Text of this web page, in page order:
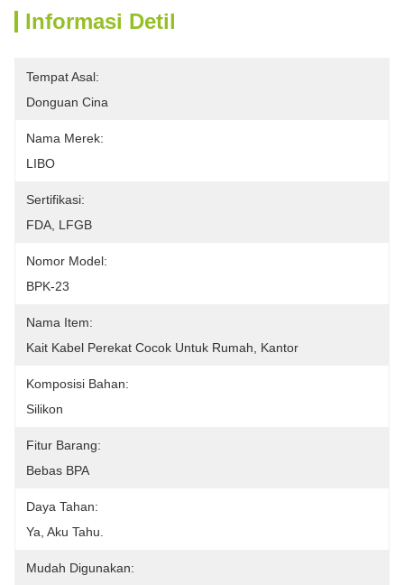
Informasi Detil
Tempat Asal:
Donguan Cina
Nama Merek:
LIBO
Sertifikasi:
FDA, LFGB
Nomor Model:
BPK-23
Nama Item:
Kait Kabel Perekat Cocok Untuk Rumah, Kantor
Komposisi Bahan:
Silikon
Fitur Barang:
Bebas BPA
Daya Tahan:
Ya, Aku Tahu.
Mudah Digunakan: